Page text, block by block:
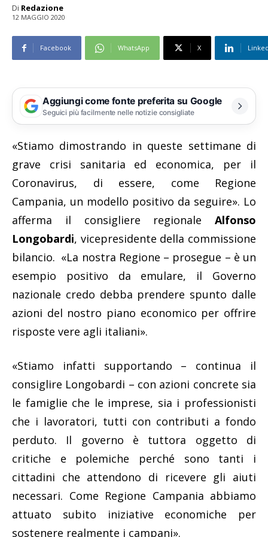
Di Redazione
12 MAGGIO 2020
Facebook WhatsApp X
Aggiungi come fonte preferita su Google
Seguici più facilmente nelle notizie consigliate
«Stiamo dimostrando in queste settimane di
grave crisi sanitaria ed economica, per il
Coronavirus, di essere, come Regione
Campania, un modello positivo da seguire». Lo
afferma il consigliere regionale Alfonso
Longobardi, vicepresidente della commissione
bilancio. «La nostra Regione – prosegue – è un
esempio positivo da emulare, il Governo
nazionale credo debba prendere spunto dalle
azioni del nostro piano economico per offrire
risposte vere agli italiani».
«Stiamo infatti supportando – continua il
consiglire Longobardi – con azioni concrete sia
le famiglie che le imprese, sia i professionisti
che i lavoratori, tutti con contributi a fondo
perduto. Il governo è tuttora oggetto di
critiche e polemiche perché sono tanti i
cittadini che attendono di ricevere gli aiuti
necessari. Come Regione Campania abbiamo
attuato subito iniziative economiche per
sostenere realmente i campani».